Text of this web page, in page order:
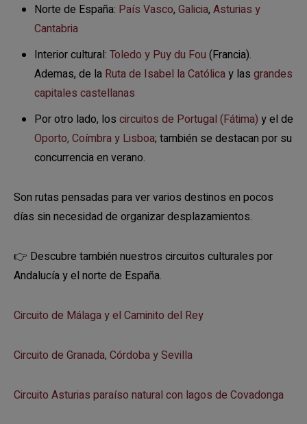
Norte de España: País Vasco, Galicia, Asturias y
Cantabria
Interior cultural: Toledo y Puy du Fou (Francia).
Ademas, de la Ruta de Isabel la Católicay las grandes
capitales castellanas
Por otro lado, los circuitos de Portugal (Fátima) y el de
Oporto, Coímbra y Lisboa; también se destacan por su
concurrencia en verano.
Son rutas pensadas para ver varios destinos en pocos
días sin necesidad de organizar desplazamientos.
👉 Descubre también nuestros circuitos culturales por
Andalucía y el norte de España.
Circuito de Málaga y el Caminito del Rey
Circuito de Granada, Córdoba y Sevilla
Circuito Asturias paraíso natural con lagos de Covadonga